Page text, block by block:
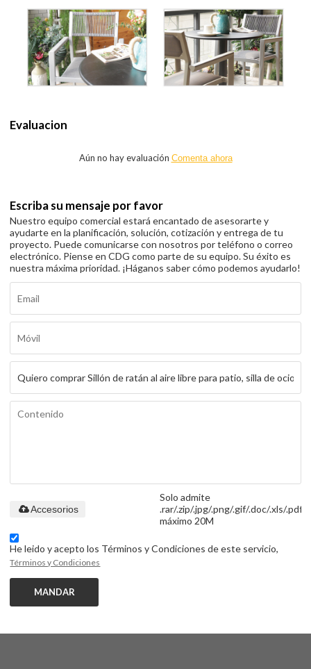
Evaluacion
Aún no hay evaluación Comenta ahora
Escriba su mensaje por favor
Nuestro equipo comercial estará encantado de asesorarte y
ayudarte en la planificación, solución, cotización y entrega de tu
proyecto. Puede comunicarse con nosotros por teléfono o correo
electrónico. Piense en CDG como parte de su equipo. Su éxito es
nuestra máxima prioridad. ¡Háganos saber cómo podemos ayudarlo!
Solo admite
.rar/.zip/.jpg/.png/.gif/.doc/.xls/.pdf,
máximo 20M
Accesorios
He leido y acepto los Términos y Condiciones de este servicio,
Términos y Condiciones
MANDAR